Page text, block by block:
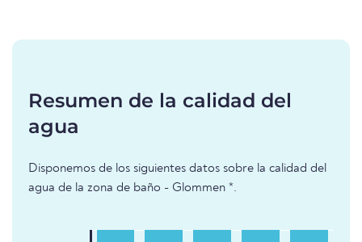
Resumen de la calidad del
agua
Disponemos de los siguientes datos sobre la calidad del
agua de la zona de baño - Glommen *.